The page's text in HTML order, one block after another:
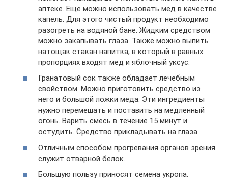
аптеке. Еще можно использовать мед в качестве
капель. Для этого чистый продукт необходимо
разогреть на водяной бане. Жидким средством
можно закапывать глаза. Также можно выпить
натощак стакан напитка, в который в равных
пропорциях входят мед и яблочный уксус.
Гранатовый сок также обладает лечебным
свойством. Можно приготовить средство из
него и большой ложки меда. Эти ингредиенты
нужно перемешать и поставить на медленный
огонь. Варить смесь в течение 15 минут и
остудить. Средство прикладывать на глаза.
Отличным способом прогревания органов зрения
служит отварной белок.
Большую пользу приносят семена укропа.